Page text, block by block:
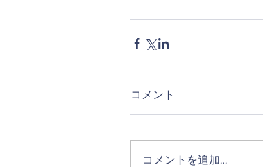
コメント
コメントを追加…